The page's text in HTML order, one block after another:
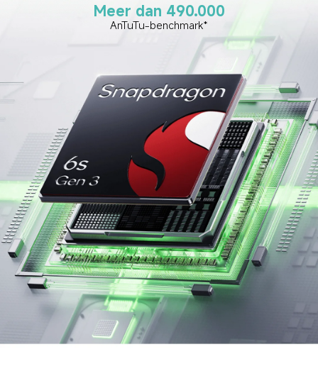
Meer dan 490.000
AnTuTu-benchmark*